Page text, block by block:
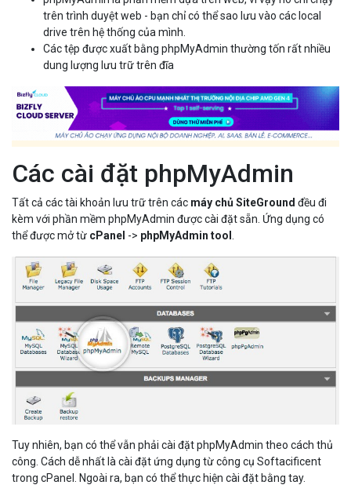
trên trình duyệt web - bạn chỉ có thể sao lưu vào các local
drive trên hệ thống của mình.
Các tệp được xuất bằng phpMyAdmin thường tốn rất nhiều
dung lượng lưu trữ trên đĩa
Các cài đặt phpMyAdmin
Tất cả các tài khoản lưu trữ trên các máy chủ SiteGround đều đi
kèm với phần mềm phpMyAdmin được cài đặt sẵn. Ứng dụng có
thể được mở từ cPanel -> phpMyAdmin tool
Tuy nhiên, bạn có thể vẫn phải cài đặt phpMyAdmin theo cách thủ
công. Cách dễ nhất là cài đặt ứng dụng từ công cụ Softacificent
trong cPanel. Ngoài ra, bạn có thể thực hiện cài đặt bằng tay.